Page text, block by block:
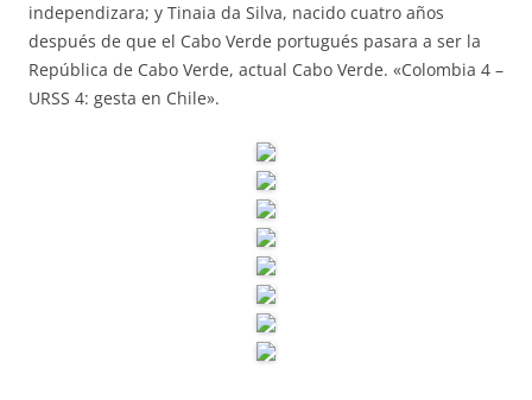
independizara; y Tinaia da Silva, nacido cuatro años
después de que el Cabo Verde portugués pasara a ser la
República de Cabo Verde, actual Cabo Verde. «Colombia 4 –
URSS 4: gesta en Chile».